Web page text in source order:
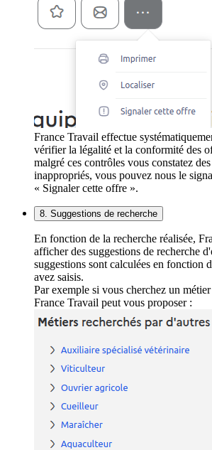
France Travail effectue
vérifier la légalité et la conformité des
malgré ces contrôles vous constatez
inappropriés, vous pouvez nous le
« Signaler cette offre ».
8. Suggestions de recherche
En fonction de la recherche réalisée,
afficher des suggestions de recherche
suggestions sont calculées en fonction
avez saisis.
Par exemple si vous cherchez un
France Travail peut vous proposer :